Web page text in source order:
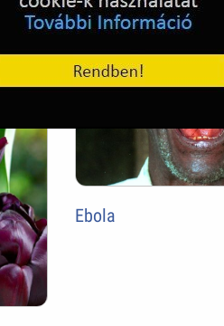
Ebola